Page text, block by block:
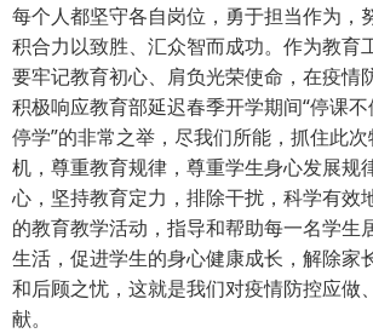
每个人都坚守各自岗位，勇于担当作为，
积合力以致胜、汇众智而成功。作为教育
要牢记教育初心、肩负光荣使命，在疫情
积极响应教育部延迟春季开学期间“停课
停学”的非常之举，尽我们所能，抓住此
机，尊重教育规律，尊重学生身心发展规
心，坚持教育定力，排除干扰，科学有效
的教育教学活动，指导和帮助每一名学生
生活，促进学生的身心健康成长，解除家
和后顾之忧，这就是我们对疫情防控应做
献。